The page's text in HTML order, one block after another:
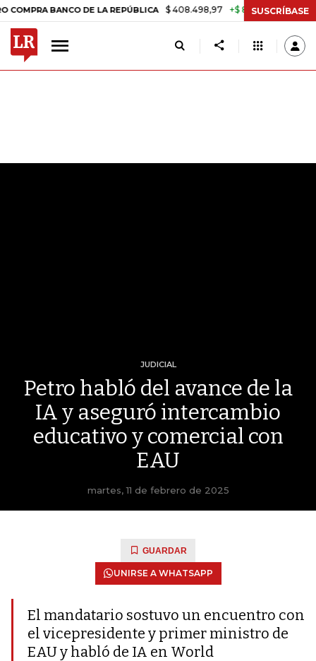
BANCO DE LA REPÚBLICA $ 408.498,97 +$ 8.753,81 +2,19%
SUSCRÍBASE
JUDICIAL
Petro habló del avance de la
IA y aseguró intercambio
educativo y comercial con
EAU
martes, 11 de febrero de 2025
GUARDAR
UNIRSE A WHATSAPP
El mandatario sostuvo un encuentro con
el vicepresidente y primer ministro de
EAU y habló de IA en World